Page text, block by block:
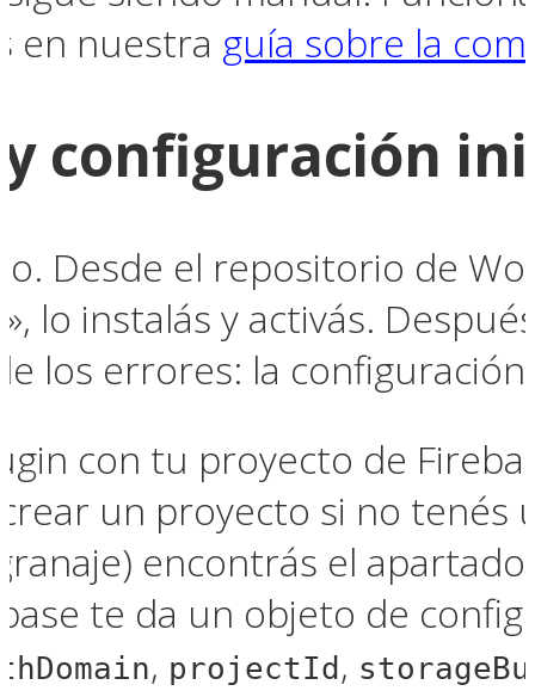
en nuestra guía sobre la
configuración
Desde el repositorio de
lo instalás y activás.
los errores: la
con tu proyecto de
un proyecto si no tenés
encontrás el apartado
te da un objeto de
, projectId ,